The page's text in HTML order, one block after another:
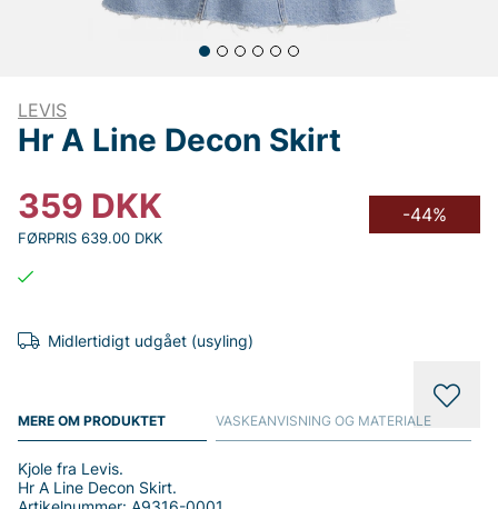
LEVIS
Hr A Line Decon Skirt
359 DKK
FØRPRIS 639.00 DKK
-44%
Midlertidigt udgået (usyling)
MERE OM PRODUKTET
Kjole fra Levis.
Hr A Line Decon Skirt.
VASKEANVISNING OG MATERIALE